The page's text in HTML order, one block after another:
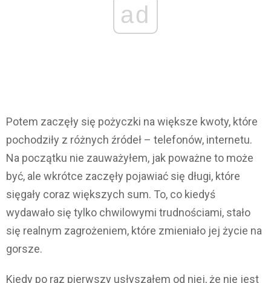
ad
Potem zaczęły się pożyczki na większe kwoty, które
pochodziły z różnych źródeł – telefonów, internetu.
Na początku nie zauważyłem, jak poważne to może
być, ale wkrótce zaczęły pojawiać się długi, które
sięgały coraz większych sum. To, co kiedyś
wydawało się tylko chwilowymi trudnościami, stało
się realnym zagrożeniem, które zmieniało jej życie na
gorsze.
Kiedy po raz pierwszy usłyszałem od niej, że nie jest